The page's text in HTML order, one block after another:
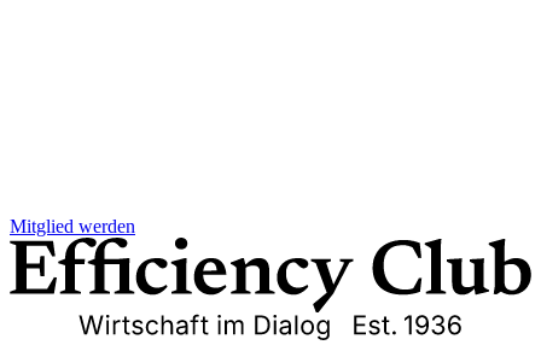
Mitglied werden